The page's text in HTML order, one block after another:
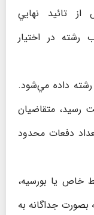
تائيد نهايي
رشته در اختيار
رشته داده مي‌شود.
رسيد، متقاضیان
دفعات محدود
خاص يا بورسيه،
جداگانه به